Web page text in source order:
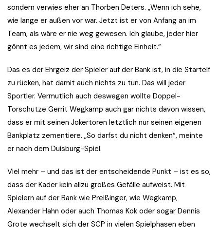
sondern verwies eher an Thorben Deters. „Wenn ich sehe,
wie lange er außen vor war. Jetzt ist er von Anfang an im
Team, als wäre er nie weg gewesen. Ich glaube, jeder hier
gönnt es jedem, wir sind eine richtige Einheit.“
Das es der Ehrgeiz der Spieler auf der Bank ist, in die Startelf
zu rücken, hat damit auch nichts zu tun. Das will jeder
Sportler. Vermutlich auch deswegen wollte Doppel-
Torschütze Gerrit Wegkamp auch gar nichts davon wissen,
dass er mit seinen Jokertoren letztlich nur seinen eigenen
Bankplatz zementiere. „So darfst du nicht denken“, meinte
er nach dem Duisburg-Spiel.
Viel mehr – und das ist der entscheidende Punkt – ist es so,
dass der Kader kein allzu großes Gefälle aufweist. Mit
Spielern auf der Bank wie Preißinger, wie Wegkamp,
Alexander Hahn oder auch Thomas Kok oder sogar Dennis
Grote wechselt sich der SCP in vielen Spielphasen eben